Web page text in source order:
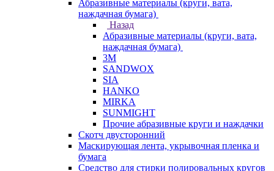
Абразивные материалы (круги, вата,
наждачная бумага)
Назад
Абразивные материалы (круги, вата,
наждачная бумага)
3М
SANDWOX
SIA
HANKO
MIRKA
SUNMIGHT
Прочие абразивные круги и наждачки
Скотч двусторонний
Маскирующая лента, укрывочная пленка и
бумага
Средство для стирки полировальных кругов